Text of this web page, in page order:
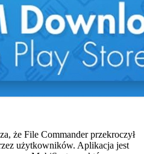
że File Commander przekroczył
użytkowników. Aplikacja jest